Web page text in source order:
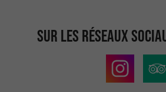
Sur les réseaux